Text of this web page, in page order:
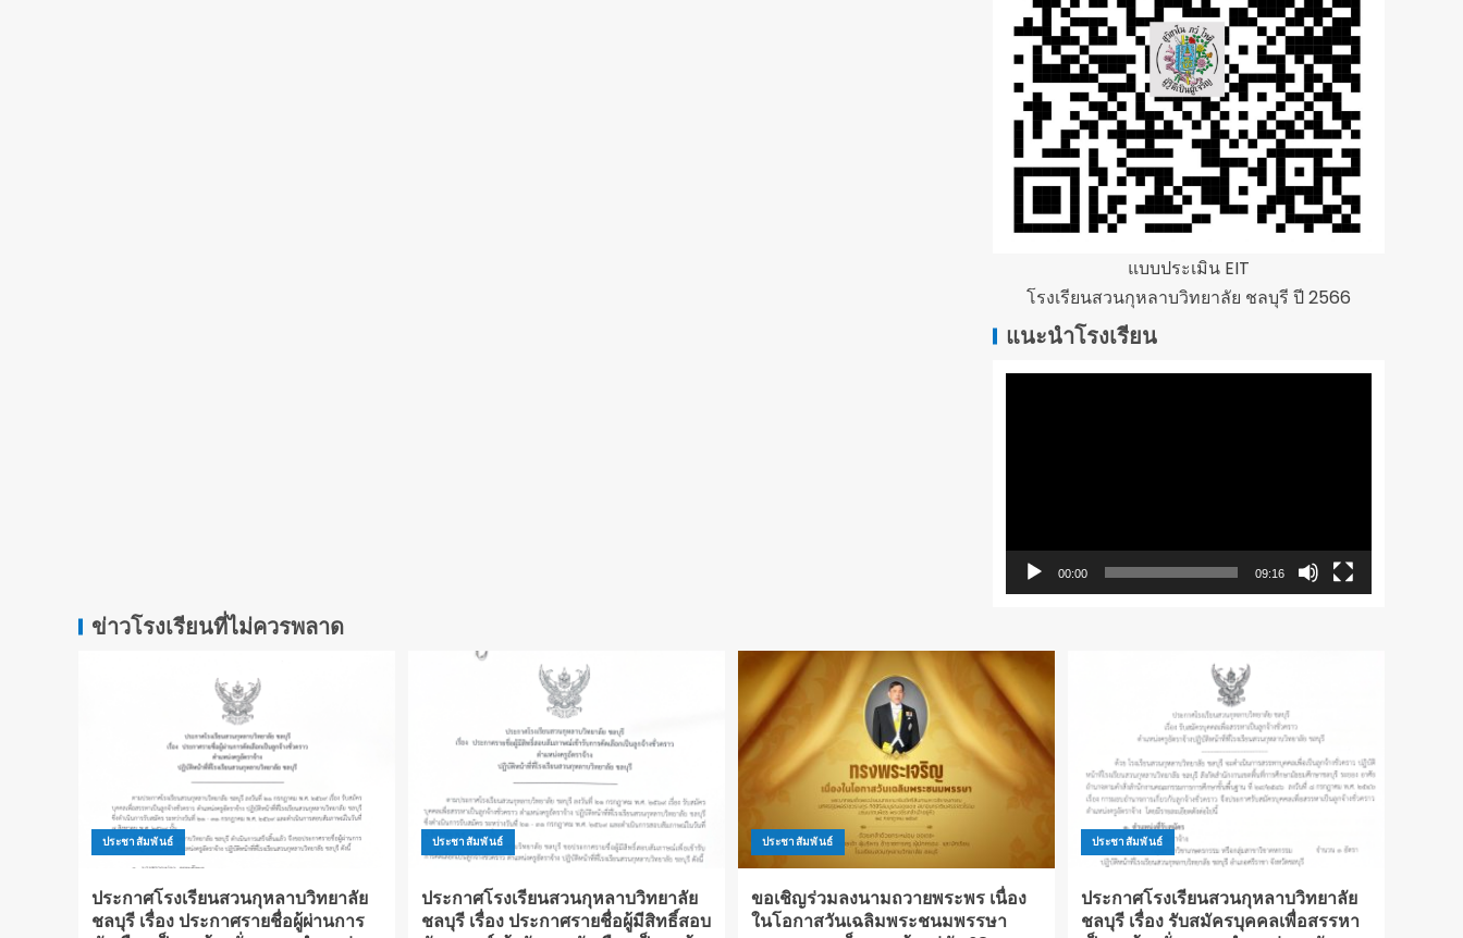
แบบประเมิน EIT
โรงเรียนสวนกุหลาบวิทยาลัย ชลบุรี ปี 2566
แนะนำโรงเรียน
00:00 09:16
ข่าวโรงเรียนที่ไม่ควรพลาด
ประชาสัมพันธ์
ประกาศโรงเรียนสวนกุหลาบวิทยาลัย
ชลบุรี เรื่อง ประกาศรายชื่อผู้ผ่านการ
ประชาสัมพันธ์
ประกาศโรงเรียนสวนกุหลาบวิทยาลัย
ชลบุรี เรื่อง ประกาศรายชื่อผู้มีสิทธิ์สอบ
ประชาสัมพันธ์
ขอเชิญร่วมลงนามถวายพระพร เนื่อง
ในโอกาสวันเฉลิมพระชนมพรรษา
ประชาสัมพันธ์
ประกาศโรงเรียนสวนกุหลาบวิทยาลัย
ชลบุรี เรื่อง รับสมัครบุคคลเพื่อสรรหา